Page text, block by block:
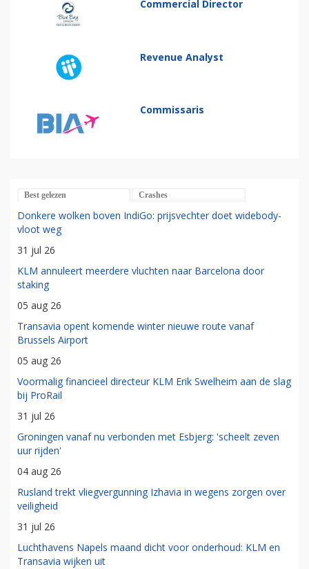
Commercial Director
Revenue Analyst
Commissaris
Best gelezen Crashes
Donkere wolken boven IndiGo: prijsvechter doet widebody-
vloot weg
31 jul 26
KLM annuleert meerdere vluchten naar Barcelona door
staking
05 aug 26
Transavia opent komende winter nieuwe route vanaf
Brussels Airport
05 aug 26
Voormalig financieel directeur KLM Erik Swelheim aan de slag
bij ProRail
31 jul 26
Groningen vanaf nu verbonden met Esbjerg: 'scheelt zeven
uur rijden'
04 aug 26
Rusland trekt vliegvergunning Izhavia in wegens zorgen over
veiligheid
31 jul 26
Luchthavens Napels maand dicht voor onderhoud: KLM en
Transavia wijken uit